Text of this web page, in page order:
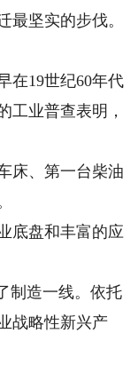
坚实的步伐。
19世纪60年代
工业普查表明，
床、第一台柴油
底盘和丰富的应
制造一线。依托
战略性新兴产